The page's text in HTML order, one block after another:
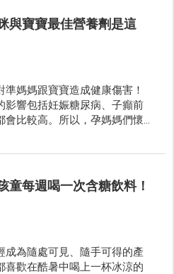
與寶寶最佳營養劑是這
媽媽跟寶寶造成健康傷害！
影響包括妊娠糖尿病、子癲前
會比較高。所以，孕媽媽們懷
童每週喝一次含糖飲料！
成為隨處可見、隨手可得的產
喜歡在酷暑中喝上一杯冰涼的